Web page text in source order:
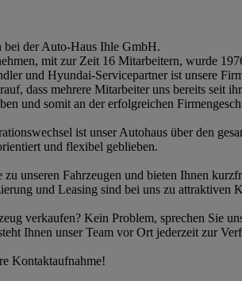
der Auto-Haus Ihle GmbH.
mit zur Zeit 16 Mitarbeitern, wurde
und Hyundai-Servicepartner ist unsere
dass mehrere Mitarbeiter uns bereits seit
und somit an der erfolgreichen
ist unser Autohaus über den
und flexibel geblieben.
zu unseren Fahrzeugen und bieten Ihnen
und Leasing sind bei uns zu attraktiven
verkaufen? Kein Problem, sprechen Sie
Ihnen unser Team vor Ort jederzeit zur
Kontaktaufnahme!